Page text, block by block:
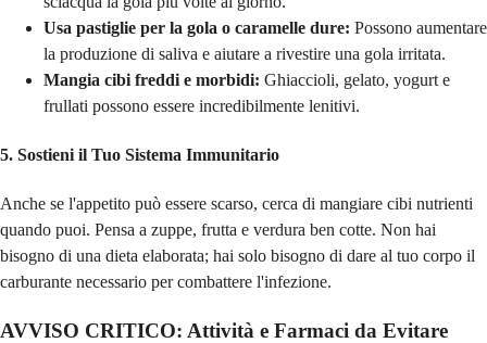
Usa pastiglie per la gola o caramelle dure: Possono aumentare
la produzione di saliva e aiutare a rivestire una gola irritata.
Mangia cibi freddi e morbidi: Ghiaccioli, gelato, yogurt e
frullati possono essere incredibilmente lenitivi.
5. Sostieni il Tuo Sistema Immunitario
Anche se l'appetito può essere scarso, cerca di mangiare cibi nutrienti
quando puoi. Pensa a zuppe, frutta e verdura ben cotte. Non hai
bisogno di una dieta elaborata; hai solo bisogno di dare al tuo corpo il
carburante necessario per combattere l'infezione.
AVVISO CRITICO: Attività e Farmaci da Evitare